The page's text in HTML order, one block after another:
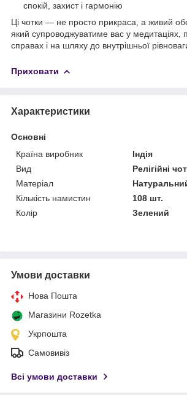
спокій, захист і гармонію
Ці чотки — не просто прикраса, а живий
який супроводжуватиме вас у медитаціях,
справах і на шляху до внутрішньої
Приховати
Характеристики
Основні
Країна виробник
Індія
Вид
Релігійні
Матеріал
Кількість намистин
108 шт.
Колір
Зелений
Умови доставки
Нова Пошта
Магазини Rozetka
Укрпошта
Самовивіз
Всі умови доставки